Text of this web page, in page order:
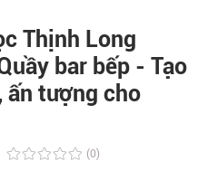
Thịnh Long
bar bếp - Tạo
ấn tượng cho
(0)